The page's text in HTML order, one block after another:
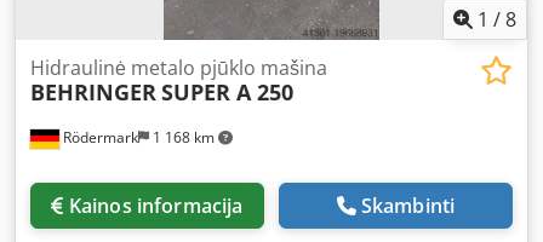
1 /8
Rödermark 1 168 km
Hidraulinė metalo pjūklo mašina
BEHRINGER SUPER A 250
Kainos informacija Skambinti